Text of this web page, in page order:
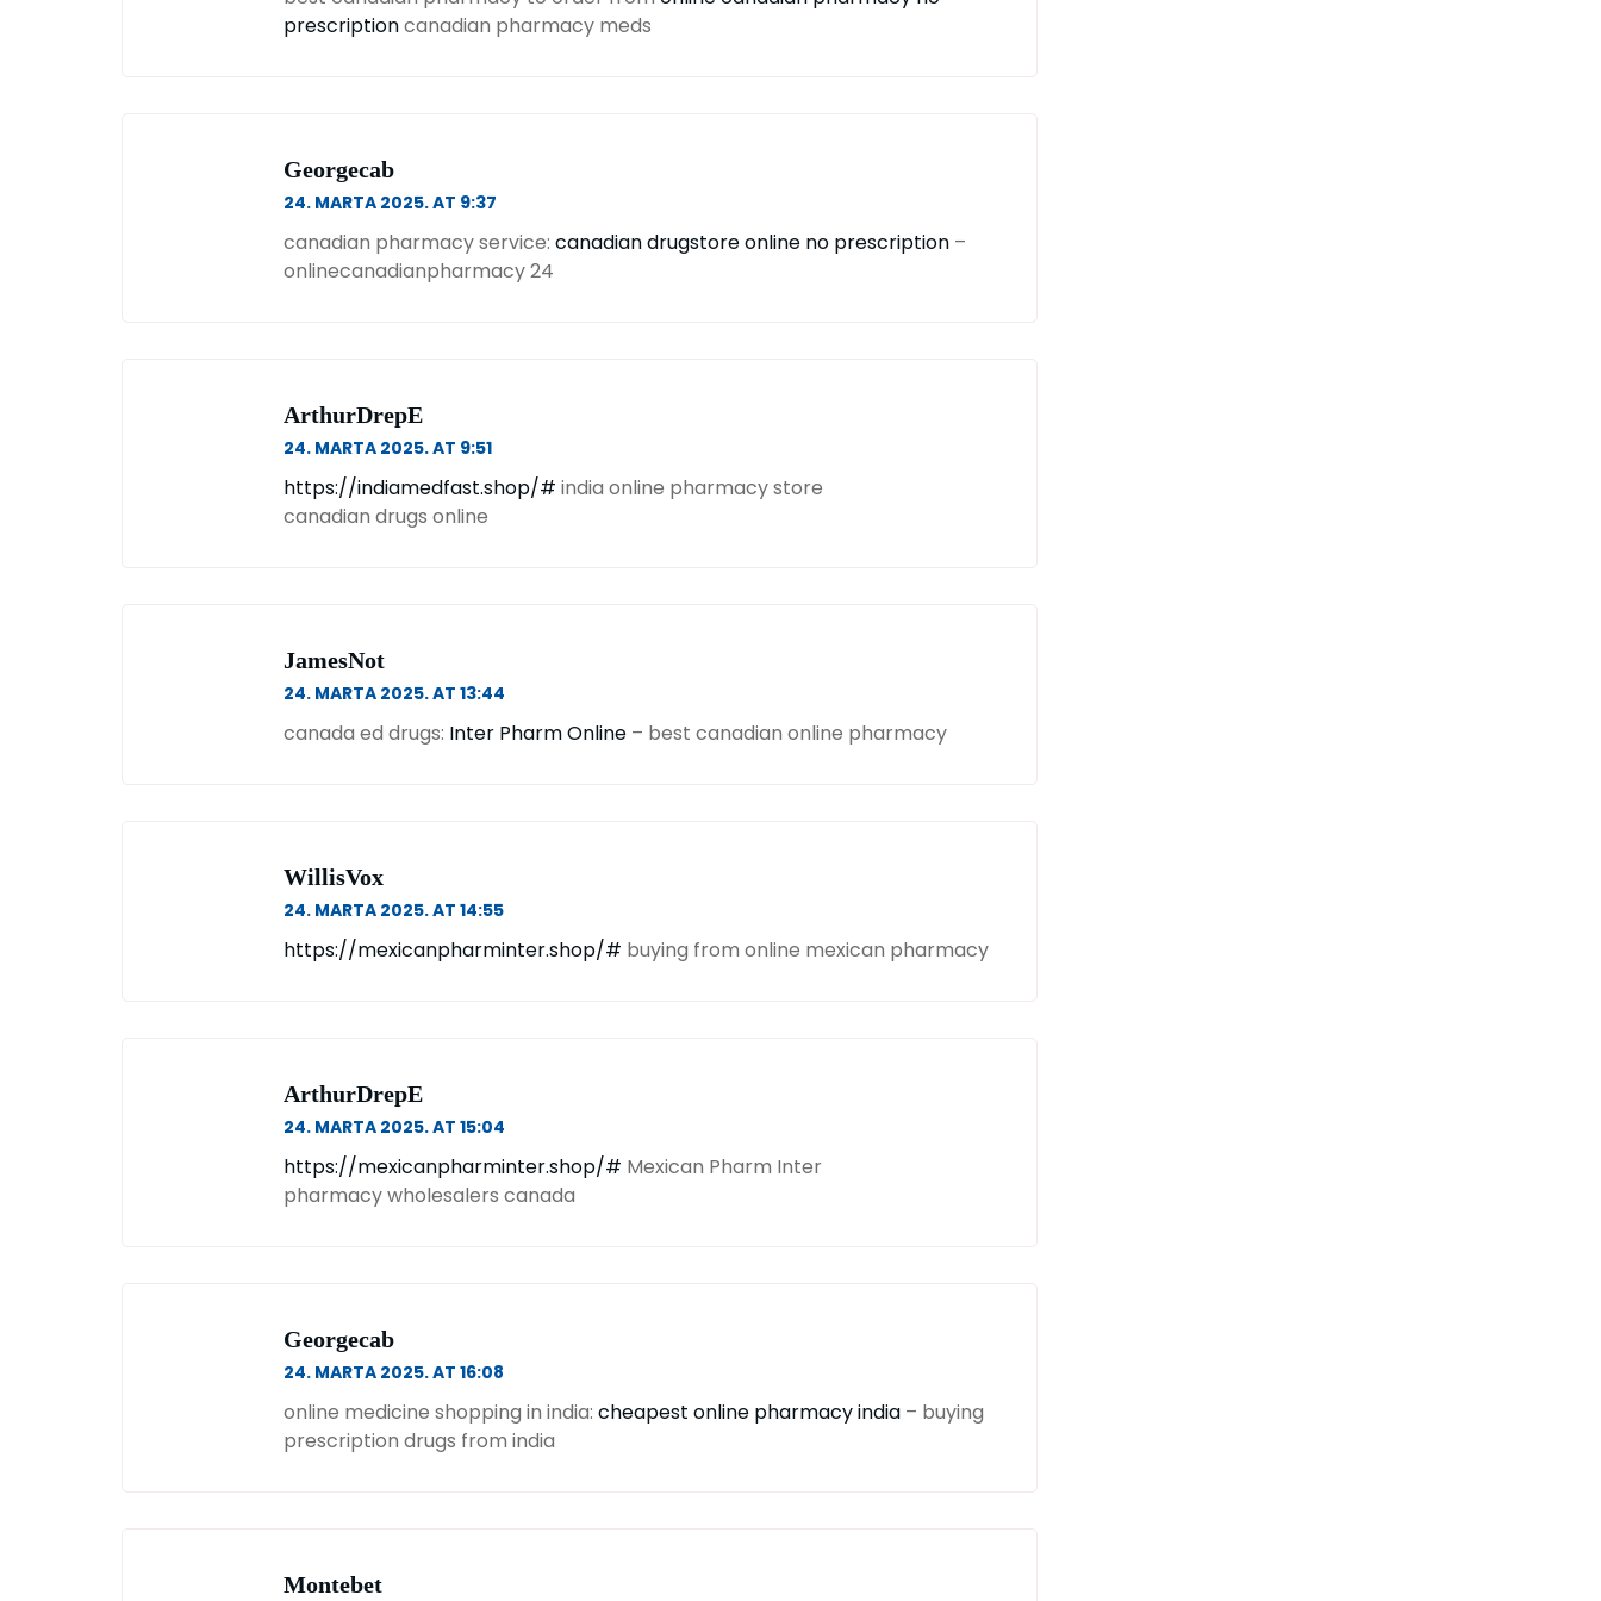
prescriptioncanadian pharmacy meds
Georgecab
24. MARTA 2025. AT 9:37
canadian pharmacy service: canadian drugstore online no prescription –
onlinecanadianpharmacy 24
ArthurDrepE
24. MARTA 2025. AT 9:51
https://indiamedfast.shop/# india online pharmacy store
canadian drugs online
JamesNot
24. MARTA 2025. AT 13:44
canada ed drugs: Inter Pharm Online – best canadian online pharmacy
WillisVox
24. MARTA 2025. AT 14:55
https://mexicanpharminter.shop/# buying from online mexican pharmacy
ArthurDrepE
24. MARTA 2025. AT 15:04
https://mexicanpharminter.shop/# Mexican Pharm Inter
pharmacy wholesalers canada
Georgecab
24. MARTA 2025. AT 16:08
online medicine shopping in india: cheapest online pharmacy india – buying
prescription drugs from india
Montebet